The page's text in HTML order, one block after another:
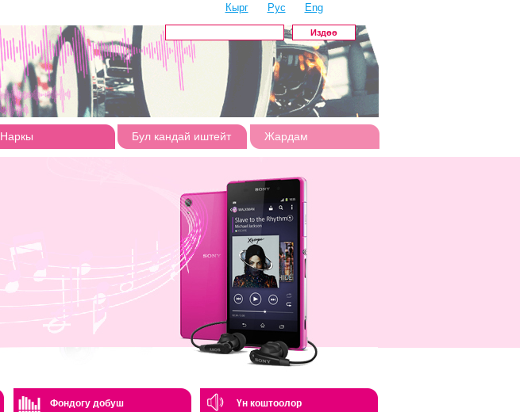
Кырг Рус Eng
Наркы Бул кандай иштейт Жардам
Фондогу добуш Үн коштоолор